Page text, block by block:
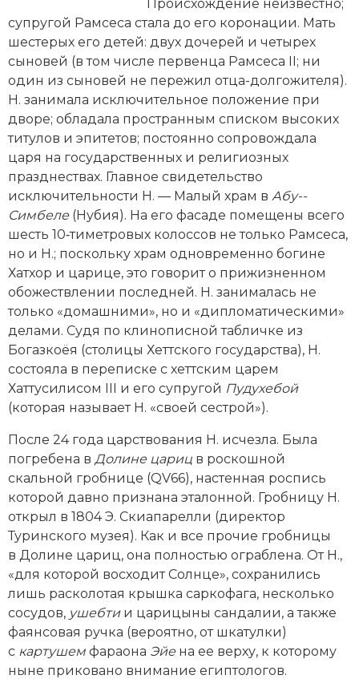
Генеалогия, геральдика
Государство и право
Европа
Империи
Историческая география и топонимика
История материальной и духовной культуры
История международных отношений
История, философия, теория и методология
исторического знания
Итория международных отношений
Латинская Америка
Новая история
Новейшая история
Нумизматика
Образование
Общественные объединения и организации
Политическая история
Революции и народные движения
Религия и церковь
Россия
Происхождение неизвестно;
супругой Рамсеса стала до его коронации. Мать
шестерых его детей: двух дочерей и четырех
сыновей (в том числе первенца Рамсеса II; ни
один из сыновей не пережил отца-долгожителя).
Н. занимала исключительное положение при
дворе; обладала пространным списком высоких
титулов и эпитетов; постоянно сопровождала
царя на государственных и религиозных
празднествах. Главное свидетельство
исключительности Н. — Малый храм в Абу-­
Симбеле(Нубия). На его фасаде помещены всего
шесть 10‑тиметровых колоссов не только Рамсеса,
но и Н.; поскольку храм одновременно богине
Хатхор и царице, это говорит о прижизненном
обожествлении последней. Н. занималась не
только «домашними», но и «дипломатическими»
делами. Судя по клинописной табличке из
Богазкоёя (столицы Хеттского государства), Н.
состояла в переписке с хеттcким царем
Хаттусилисом III и его супругой Пудухебой
(которая называет Н. «своей сестрой»).
После 24 года царствования Н. исчезла. Была
погребена в Долине цариц в роскошной
скальной гробнице (QV66), настенная роспись
которой давно признана эталонной. Гробницу Н.
открыл в 1804 Э. Скиапарелли (директор
Туринского музея). Как и все прочие гробницы
в Долине цариц, она полностью ограблена. От Н.,
«для которой восходит Солнце», сохранились
лишь расколотая крышка саркофага, несколько
сосудов, ушебти и царицыны сандалии, а также
фаянсовая ручка (вероятно, от шкатулки)
с картушем фараона Эйена ее верху, к которому
ныне приковано внимание египтологов.